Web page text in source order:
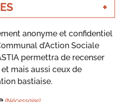
anonyme et confidentiel
d’Action Sociale
permettra de recenser
mais aussi ceux de
bastiaise.